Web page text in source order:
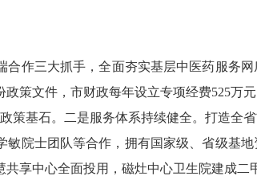
作三大抓手，全面夯实基层中医药服务网
策文件，市财政每年设立专项经费525万
策基石。二是服务体系持续健全。打造全
院士团队等合作，拥有国家级、省级基
享中心全面投用，磁灶中心卫生院建成